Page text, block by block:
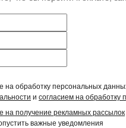
на обработку персональных
и согласием на обработку
на получение рекламных рассылок
важные уведомления